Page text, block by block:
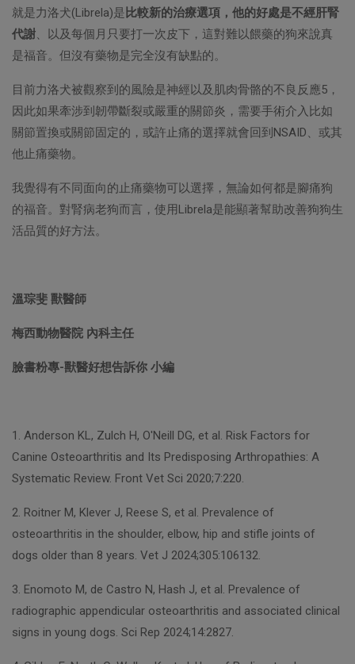
就是力洛犬(Librela)是 比較新的治療選項，他的好處是不經肝腎
代謝、以及每個月只要打一次皮下，這對難以餵藥的狗來說真
是福音。但沒有藥物是完全沒有缺點的。
目前力洛犬被觀察到的風險是神經以及肌肉骨骼的不良反應5，
因此如果牽涉到韌帶斷裂或嚴重的關節炎，需要手術介入比如
關節置換或關節固定的，或許止痛的選擇就會回到NSAID、或其
他止痛藥物。
我覺得有不同面向的止痛藥物可以選擇，無論如何都是腳痛狗
的福音。對腎病老狗而言，使用Librela是能顯著幫助改善狗狗生
活品質的好方法。
溫琮斐 獸醫師
梅西動物醫院 內科主任
臉書粉專-獸醫好想告訴你 小編
1. Anderson KL, Zulch H, O'Neill DG, et al. Risk Factors for
Canine Osteoarthritis and Its Predisposing Arthropathies: A
Systematic Review. Front Vet Sci 2020;7:220.
2. Roitner M, Klever J, Reese S, et al. Prevalence of
osteoarthritis in the shoulder, elbow, hip and stifle joints of
dogs older than 8 years. Vet J 2024;305:106132.
3. Enomoto M, de Castro N, Hash J, et al. Prevalence of
radiographic appendicular osteoarthritis and associated clinical
signs in young dogs. Sci Rep 2024;14:2827.